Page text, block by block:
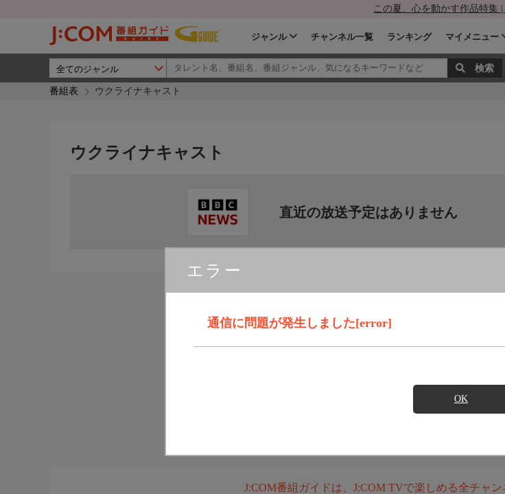
この夏、心を動かす作品特集 |
ジャンル チャンネル一覧 ランキング マイメニュー
番組表 ウクライナキャスト
エラー
通信に問題が発生しました[error]
OK
ウクライナキャスト
直近の放送予定はありません
J:COM番組ガイドは、J:COM TVで楽しめる全チャ